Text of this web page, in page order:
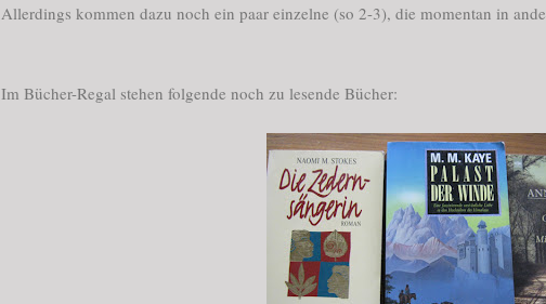
Allerdings kommen dazu noch ein paar einzelne (so 2-3), die momentan in
Im Bücher-Regal stehen folgende noch zu lesende Bücher: